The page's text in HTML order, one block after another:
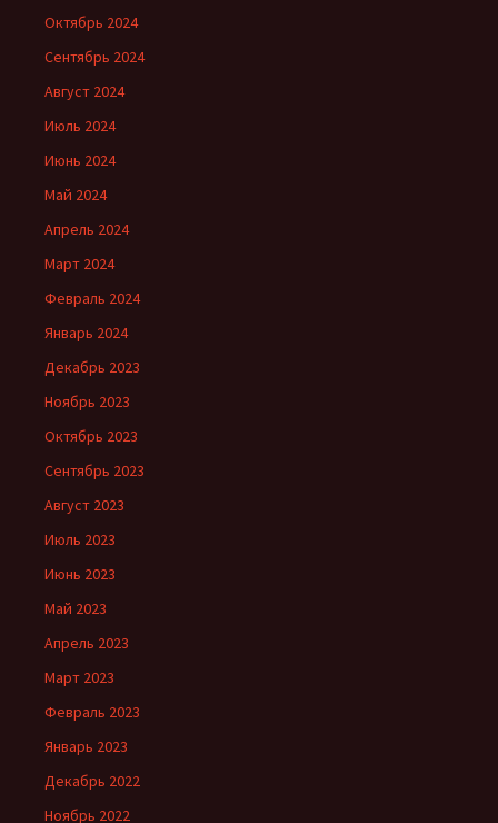
Октябрь 2024
Сентябрь 2024
Август 2024
Июль 2024
Июнь 2024
Май 2024
Апрель 2024
Март 2024
Февраль 2024
Январь 2024
Декабрь 2023
Ноябрь 2023
Октябрь 2023
Сентябрь 2023
Август 2023
Июль 2023
Июнь 2023
Май 2023
Апрель 2023
Март 2023
Февраль 2023
Январь 2023
Декабрь 2022
Ноябрь 2022